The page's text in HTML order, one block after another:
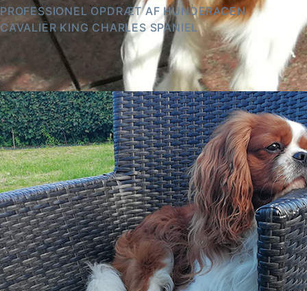
Hvalpekøb
med
PROFESSIONEL OPDRÆT AF HUNDERACEN
CAVALIER KING CHARLES SPANIEL